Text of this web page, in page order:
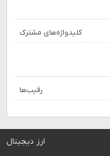
کلیدواژه‌های مشترک
رقیب‌ها
ارز دیجیتال